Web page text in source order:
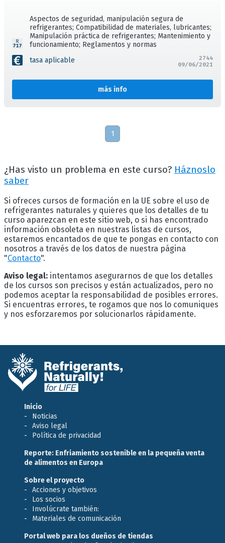
Aspectos de seguridad, manipulación segura de
refrigerantes; Compatibilidad de materiales, lubricantes;
Manipulación práctica de refrigerantes; Mantenimiento y
funcionamiento; Reglamentos y normas
tasa aplicable
más info
2744
09/06/2021
1
¿Has visto un problema en este curso? Háznoslo
saber
Si ofreces cursos de formación en la UE sobre el uso de
refrigerantes naturales y quieres que los detalles de tu
curso aparezcan en este sitio web, o si has encontrado
información obsoleta en nuestras listas de cursos,
estaremos encantados de que te pongas en contacto con
nosotros a través de los datos de nuestra página
"Contacto".
Aviso legal: intentamos asegurarnos de que los detalles
de los cursos son precisos y están actualizados, pero no
podemos aceptar la responsabilidad de posibles errores.
Si encuentras errores, te rogamos que nos lo comuniques
y nos esforzaremos por solucionarlos rápidamente.
Inicio
Noticias
Aviso legal
Política de privacidad
Reporte: Enfriamiento sostenible en la pequeña venta
de alimentos en Europa
Sobre el proyecto
Acciones y objetivos
Los socios
Involúcrate también:
Materiales de comunicación
Portal web para los dueños de tiendas